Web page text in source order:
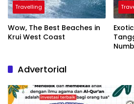
Travelling
Wow, The Best Beaches in
Krui West Coast
Advertorial